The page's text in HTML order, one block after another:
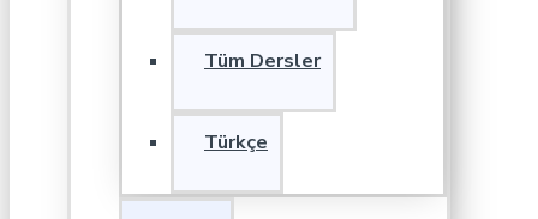
Tüm Dersler
Türkçe